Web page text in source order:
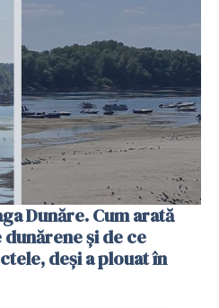
Dunăre. Cum arată
și de ce
deși a plouat în